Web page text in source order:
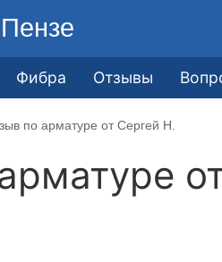
Фибра Отзывы
по арматуре от Сергей Н.